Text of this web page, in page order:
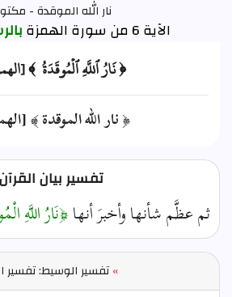
نار الله الموقدة -
الآية 6 من سورة الهمزة
﴿ نَارُ ٱللَّهِ ٱلۡمُوقَدَةُ ﴾
﴿ نار الله الموقدة ﴾
تفسير بيان القرآن
ثم عظَّم شأنها وأخبرَ أنها﴿نَارُ اللَّهِ
»تفسير الوسيط: تفسير